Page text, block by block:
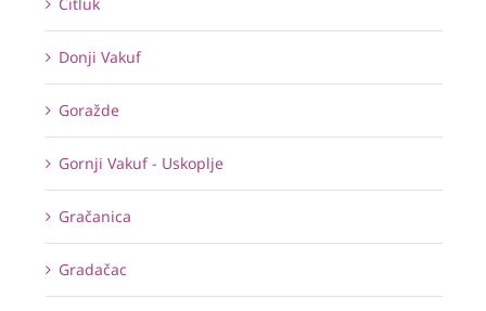
Donji Vakuf
Goražde
Gornji Vakuf - Uskoplje
Gračanica
Gradačac